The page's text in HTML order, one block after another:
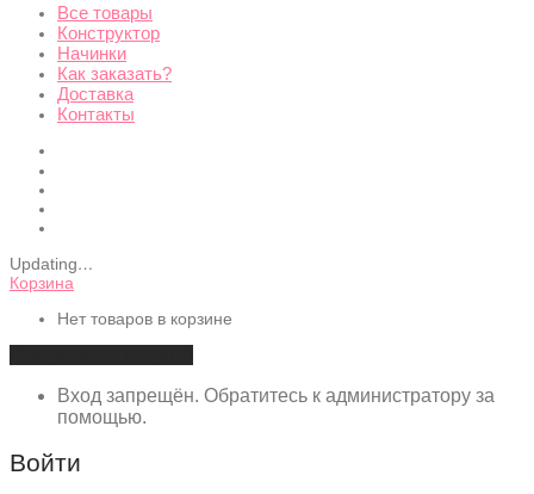
Все товары
Конструктор
Начинки
Как заказать?
Доставка
Контакты
Updating…
Корзина
Нет товаров в корзине
Вход запрещён. Обратитесь к администратору за
помощью.
Войти